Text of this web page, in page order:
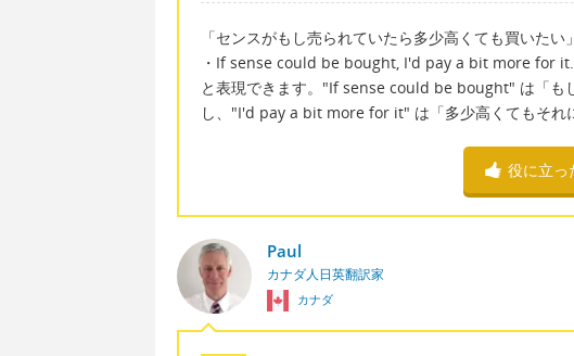
「センスがもし売られていたら多少高くても買いた
・If sense could be bought, I'd pay a bit more for it.
と表現できます。"If sense could be bought" は「も
し、"I'd pay a bit more for it" は「多少高くてもそれ
役に立っ
Paul
カナダ人日英翻訳家
カナダ